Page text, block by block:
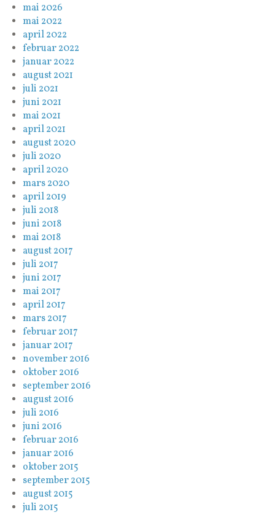
mai 2026
mai 2022
april 2022
februar 2022
januar 2022
august 2021
juli 2021
juni 2021
mai 2021
april 2021
august 2020
juli 2020
april 2020
mars 2020
april 2019
juli 2018
juni 2018
mai 2018
august 2017
juli 2017
juni 2017
mai 2017
april 2017
mars 2017
februar 2017
januar 2017
november 2016
oktober 2016
september 2016
august 2016
juli 2016
juni 2016
februar 2016
januar 2016
oktober 2015
september 2015
august 2015
juli 2015